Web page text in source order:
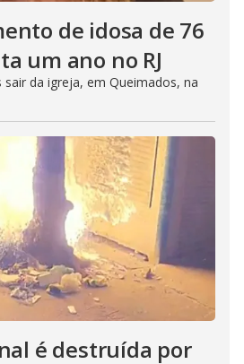
de idosa de 76
um ano no RJ
da igreja, em Queimados, na
é destruída por